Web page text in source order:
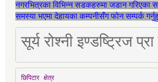
नगरभित्रका विभिन्न सडकहरुमा जडान गरिएका
समस्या भएमा देहायका कम्पनीसँग फोन सम्पर्क
सूर्य रोश्नी इण्डष्ट्रिज
छिपिटार क्षेत्र